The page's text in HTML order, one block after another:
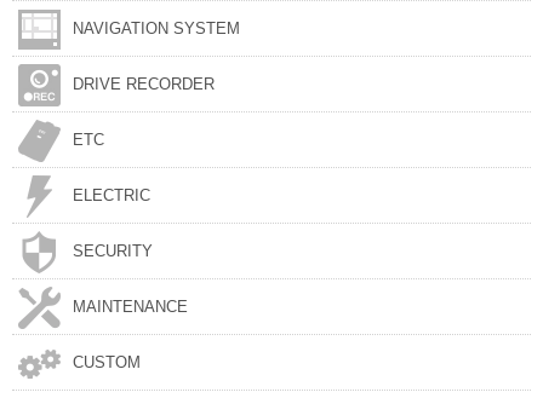
NAVIGATION SYSTEM
DRIVE RECORDER
ETC
ELECTRIC
SECURITY
MAINTENANCE
CUSTOM